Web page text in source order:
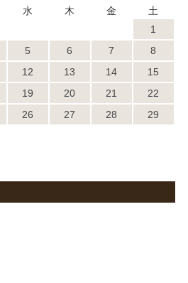
水 木 金
土
1
5 6 7
8
12 13 14
15
19 20 21
22
26 27 28
29